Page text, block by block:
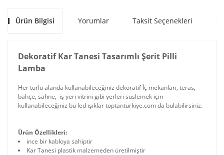
Ürün Bilgisi Yorumlar Taksit Seçenekleri
Dekoratif Kar Tanesi Tasarımlı Şerit Pilli
Lamba
Her türlü alanda kullanabileceğiniz dekoratif İç mekanları, teras,
bahçe, sahne, iş yeri vitrini gibi yerleri süslemek için
kullanabileceğiniz bu led ışıklar toptanturkiye.com da bulabilirsiniz.
Ürün Özellikleri:
ince bir kabloya sahiptir
Kar Tanesi plastik malzemeden üretilmiştir